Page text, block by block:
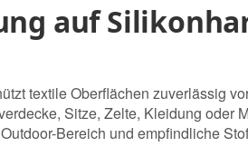
auf
textile Oberflächen zuverlässig
Sitze, Zelte, Kleidung
Bereich und empfindliche